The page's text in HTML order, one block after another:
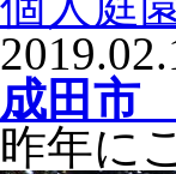
成田市
昨年に